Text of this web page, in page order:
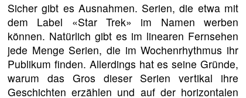
Sicher gibt es Ausnahmen. Serien, die etwa mit
dem Label «Star Trek» im Namen werben
können. Natürlich gibt es im linearen Fernsehen
jede Menge Serien, die im Wochenrhythmus ihr
Publikum finden. Allerdings hat es seine Gründe,
warum das Gros dieser Serien vertikal ihre
Geschichten erzählen und auf der horizontalen